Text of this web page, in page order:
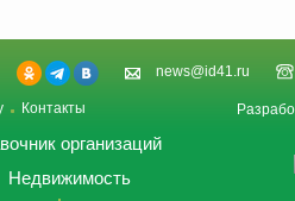
news@id41.ru
Контакты
организаций
Недвижимость